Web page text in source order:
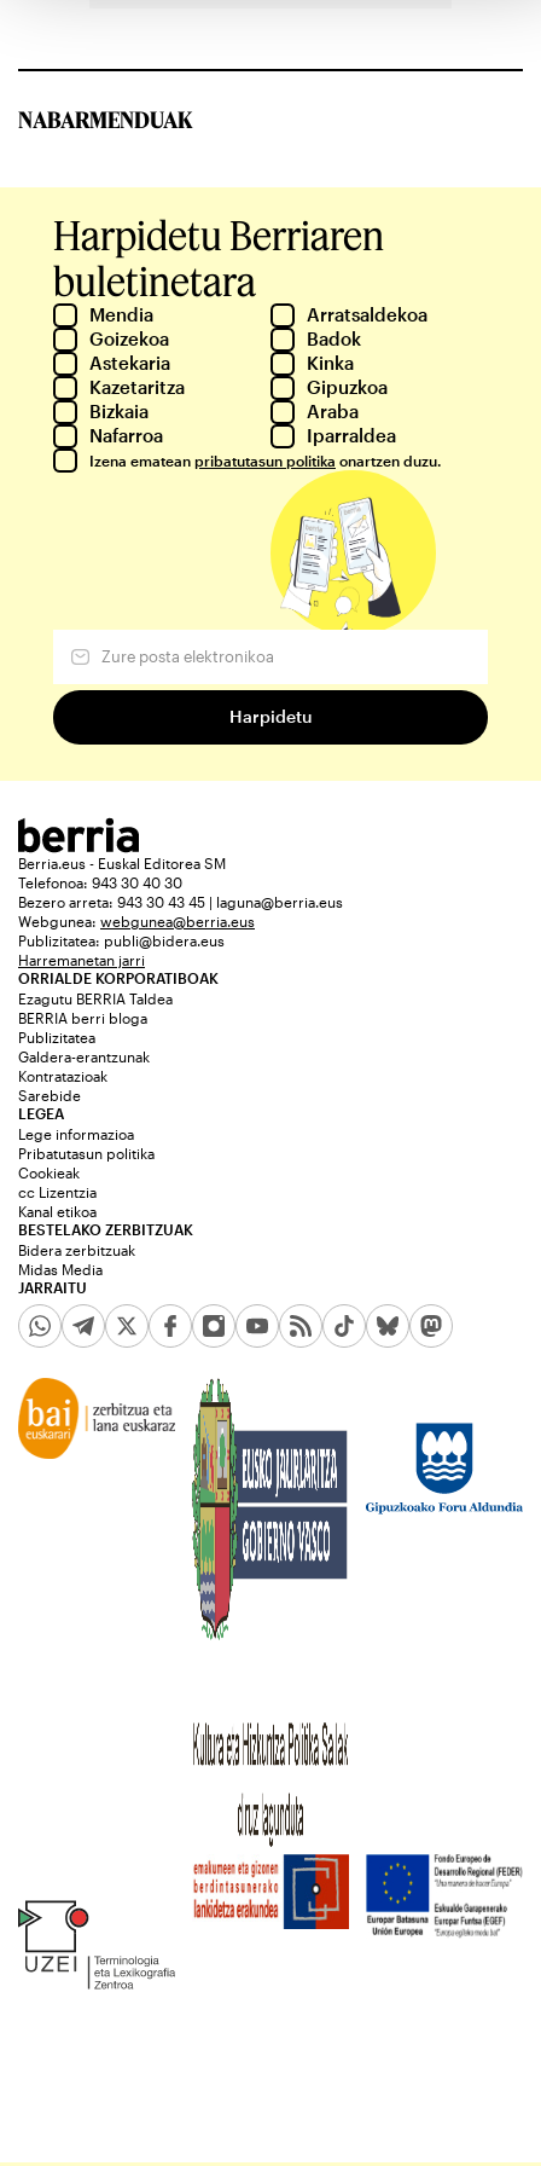
NABARMENDUAK
Harpidetu Berriaren
buletinetara
Mendia
Arratsaldekoa
Goizekoa
Badok
Astekaria
Kinka
Kazetaritza
Gipuzkoa
Bizkaia
Araba
Nafarroa
Iparraldea
Izena ematean pribatutasun politika onartzen duzu.
Berria.eus - Euskal Editorea SM
Telefonoa: 943 30 40 30
Bezero arreta: 943 30 43 45 | laguna@berria.eus
Webgunea: webgunea@berria.eus
Publizitatea: publi@bidera.eus
Harremanetan jarri
ORRIALDE KORPORATIBOAK
Ezagutu BERRIA Taldea
BERRIA berri bloga
Publizitatea
Galdera-erantzunak
Kontratazioak
Sarebide
JARRAITU
LEGEA
Lege informazioa
Pribatutasun politika
Cookieak
cc Lizentzia
Kanal etikoa
BESTELAKO ZERBITZUAK
Bidera zerbitzuak
Midas Media